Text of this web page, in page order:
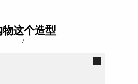
物这个造型
/